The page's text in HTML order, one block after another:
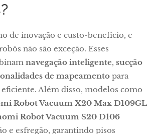
de inovação e custo-benefício, e
não são exceção. Esses
navegação inteligente, sucção
de mapeamento para
Além disso, modelos como
Robot Vacuum X20 Max D109GL
Robot Vacuum S20 D106
e esfregão, garantindo pisos